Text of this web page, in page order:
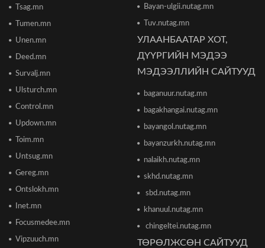
"The MongolZ" баг IEM Cologne Major-2026
тэмцээнийг гуравдугаар шатнаас өндөрлүүллээ
ТЦА: Согтуугаар автомашин жолоодож долоон
тээврийн хэрэгсэл мөргөсөн этгээдийг
2026/06/16 12:47
өсөлтийн төсөөллөө бууруулжээ
бодлогын хүүгээ өсгөжээ
2026/06/12 15:05
Tsag.mn
Tumen.mn
Unen.mn
Deed.mn
Survalj.mn
Ulsturch.mn
Control.mn
Updown.mn
Toim.mn
Untsug.mn
Gereg.mn
Ontslokh.mn
Inet.mn
Focusmedee.mn
Vipzuuch.mn
Bayan-ulgii.nutag.mn
Tuv.nutag.mn
УЛААНБААТАР ХОТ,
ДҮҮРГИЙН МЭДЭЭ
МЭДЭЭЛЛИЙН САЙТУУД
baganuur.nutag.mn
bagakhangai.nutag.mn
bayangol.nutag.mn
bayanzurkh.nutag.mn
nalaikh.nutag.mn
skhd.nutag.mn
sbd.nutag.mn
khanuul.nutag.mn
chingeltei.nutag.mn
ТӨРӨЛЖСӨН САЙТУУД